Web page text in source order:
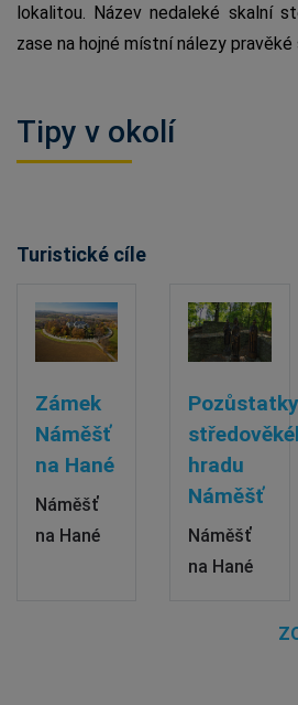
lokalitou. Název nedaleké skalní
zase na hojné místní nálezy pravěké
Tipy v okolí
Turistické cíle
Zámek
Náměšť
na Hané
Náměšť
na Hané
Pozůstatky
hradu
Náměšť
Náměšť
na Hané